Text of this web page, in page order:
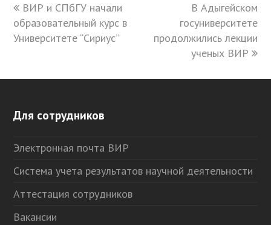
previous
post:
ВИР и СПбГУ начали
образовательный курс в
Университете “Сириус”
next
post:
В Адыгейском
госуниверситете
продолжились лекции
ученых ВИР
Для сотрудников
Электронная почта ВИР
Система учета результатов научной деятельности
Аттестация сотрудников
Вакансии